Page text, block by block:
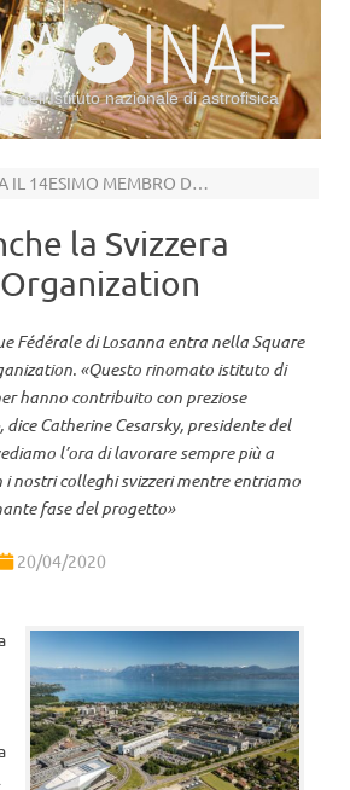
dell’Istituto nazionale di astrofisica
L’EPFL È DIVENTATA IL 14ESIMO MEMBRO DELLA SKAO
la Svizzera
Fédérale di Losanna entra nella Square
«Questo rinomato istituto di
hanno contribuito con preziose
dice Catherine Cesarsky, presidente del
l’ora di lavorare sempre più a
nostri colleghi svizzeri mentre entriamo
fase del progetto»
20/04/2020